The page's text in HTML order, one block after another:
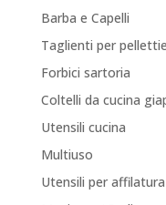
Barba e Capelli
Taglienti per
Forbici sartoria
Coltelli da cucina
Utensili cucina
Multiuso
Utensili per affilatura